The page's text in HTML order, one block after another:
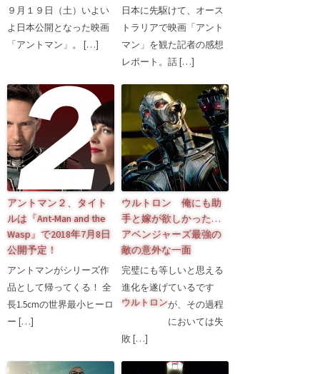
９月１９日（土）いよい
よ日本公開となった映画
「アントマン」。 […]
日本に先駆けて、オース
トラリアで映画「アント
マン」を観た記者の感想
レポート。話 […]
アントマン２、タイト
ルは『Ant-Man and the
Wasp』で2018年7月8日
公開予定！
アントマンがシリーズ作
品として帰ってくる！ 全
長1.5cmの世界最小ヒーロ
ー […]
ウルトロン 俺にも助
手と嫁が欲しかった…
アベンジャーズ最強の
敵の意外な一面
完璧にも等しいと思える
進化を遂げている
ウルトロン
です
が、その過程
においては失
敗 […]